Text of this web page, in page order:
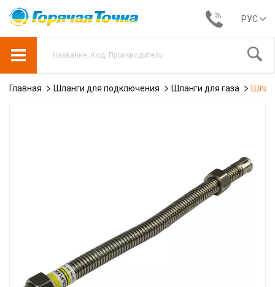
РУС
Главная Шланги для подключения Шланги для газа